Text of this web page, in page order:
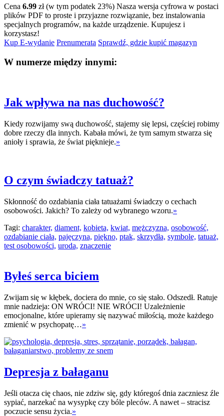
Cena 6.99 zł (w tym podatek 23%) Nasza wersja cyfrowa w postaci
plików PDF to proste i przyjazne rozwiązanie, bez instalowania
specjalnych programów, na każde urządzenie. Kupujesz i
korzystasz!
Kup E-wydanie Prenumerata Sprawdź, gdzie kupić magazyn
W numerze między innymi:
Jak wpływa na nas duchowość?
Kiedy rozwijamy swą duchowość, stajemy się lepsi, częściej robimy
dobre rzeczy dla innych. Kabała mówi, że tym samym stwarza się
anioły i sprawia, że świat pięknieje.»
O czym świadczy tatuaż?
Skłonność do ozdabiania ciała tatuażami świadczy o cechach
osobowości. Jakich? To zależy od wybranego wzoru.»
Tagi: charakter, diament, kobieta, kwiat, mężczyzna, osobowość,
ozdabianie ciała, pajęczyna, piękno, ptak, skrzydła, symbole, tatuaż,
test osobowości, uroda, znaczenie
Byłeś serca biciem
Zwijam się w kłębek, dociera do mnie, co się stało. Odszedł. Ratuje
mnie nadzieja: ON WRÓCI! NIE WRÓCI! Uzależnienie
emocjonalne, które upieramy się nazywać miłością, może każdego
zmienić w psychopatę…»
Depresja z bałaganu
Jeśli otacza cię chaos, nie zdziw się, gdy któregoś dnia zaczniesz źle
sypiać, narzekać na wysypkę czy bóle pleców. A nawet – stracisz
poczucie sensu życia.»